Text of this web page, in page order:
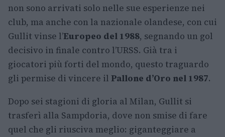
non sono arrivati solo nelle sue esperienze nei
club, ma anche con la nazionale olandese, con cui
Gullit vinse l’Europeo del 1988, segnando un gol
decisivo in finale contro l’URSS. Già tra i
giocatori più forti del mondo, questo traguardo
gli permise di vincere il Pallone d’Oro nel 1987.
Dopo sei stagioni di gloria al Milan, Gullit si
trasferì alla Sampdoria, dove non smise di fare
quel che gli riusciva meglio: giganteggiare a